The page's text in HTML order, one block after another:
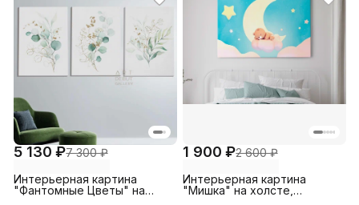
5 130 ₽7 300 ₽
Интерьерная картина
"Фантомные Цветы" на
1 900 ₽2 600 ₽
Интерьерная картина
"Мишка" на холсте,